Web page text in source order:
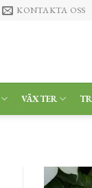
KONTAKTA OSS
VÄXTER